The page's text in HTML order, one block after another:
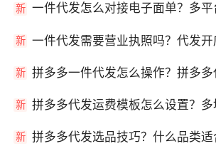
新
新
新
新
新 拼多多代发选品技巧？什么品类适